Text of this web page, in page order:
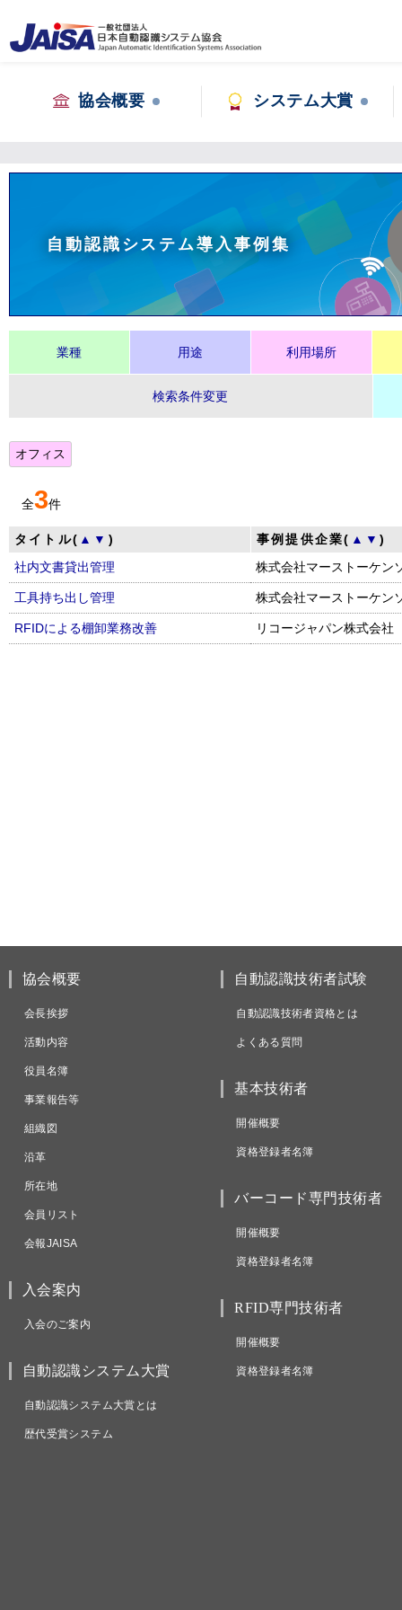
協会概要 システム大賞
自動認識システム導入事例集
業種 用途 利用場所
検索条件変更
オフィス
全3件
タイトル( ▲ ▼ ) 事例提供企業( ▲ ▼)
社内文書貸出管理
株式会社マーストーケン
工具持ち出し管理 株式会社マーストーケン
RFIDによる棚卸業務改善 リコージャパン株式会社
協会概要
会長挨拶
活動内容
役員名簿
事業報告等
組織図
沿革
所在地
会員リスト
会報JAISA
入会案内
入会のご案内
自動認識システム大賞
自動認識システム大賞とは
歴代受賞システム
自動認識技術者試験
自動認識技術者資格とは
よくある質問
基本技術者
開催概要
資格登録者名簿
バーコード専門技術者
開催概要
資格登録者名簿
RFID専門技術者
開催概要
資格登録者名簿